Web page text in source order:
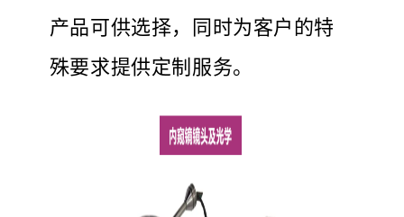
产品可供选择，同时为客户的特
殊要求提供定制服务。